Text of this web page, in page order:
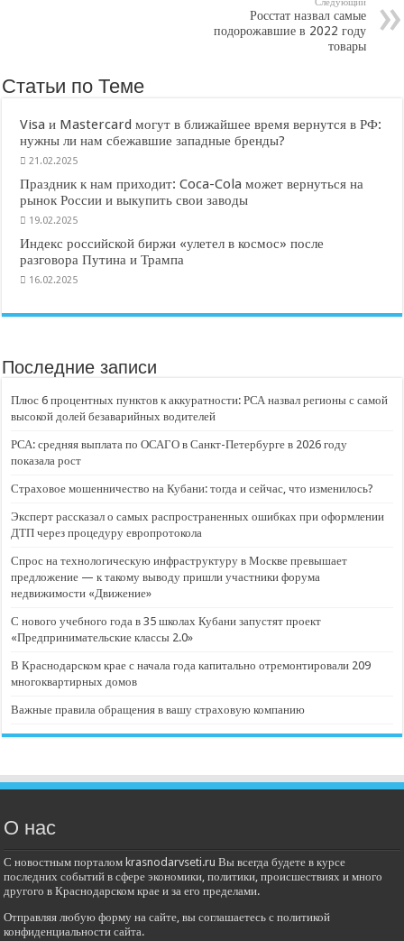
Росстат назвал самые
подорожавшие в 2022 году
товары
Статьи по Теме
Visa и Mastercard могут в ближайшее время вернутся в РФ:
нужны ли нам сбежавшие западные бренды?
21.02.2025
Праздник к нам приходит: Coca-Cola может вернуться на
рынок России и выкупить свои заводы
19.02.2025
Индекс российской биржи «улетел в космос» после
разговора Путина и Трампа
16.02.2025
Последние записи
Плюс 6 процентных пунктов к аккуратности: РСА назвал регионы с самой
высокой долей безаварийных водителей
РСА: средняя выплата по ОСАГО в Санкт-Петербурге в 2026 году
показала рост
Страховое мошенничество на Кубани: тогда и сейчас, что изменилось?
Эксперт рассказал о самых распространенных ошибках при оформлении
ДТП через процедуру европротокола
Спрос на технологическую инфраструктуру в Москве превышает
предложение — к такому выводу пришли участники форума
недвижимости «Движение»
С нового учебного года в 35 школах Кубани запустят проект
«Предпринимательские классы 2.0»
В Краснодарском крае с начала года капитально отремонтировали 209
многоквартирных домов
Важные правила обращения в вашу страховую компанию
О нас
С новостным порталом krasnodarvseti.ru Вы всегда будете в курсе
последних событий в сфере экономики, политики, происшествиях и много
другого в Краснодарском крае и за его пределами.
Отправляя любую форму на сайте, вы соглашаетесь с политикой
конфиденциальности сайта.